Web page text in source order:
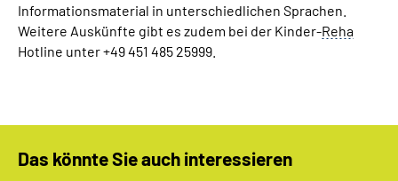
Informationsmaterial in unterschiedlichen Sprachen.
Weitere Auskünfte gibt es zudem bei der Kinder-Reha
Hotline unter +49 451 485 25999.
Das könnte Sie auch interessieren